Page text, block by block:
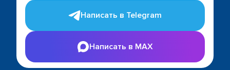
Написать в Telegram
Написать в MAX